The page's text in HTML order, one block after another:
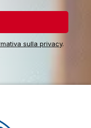
sulla privacy.